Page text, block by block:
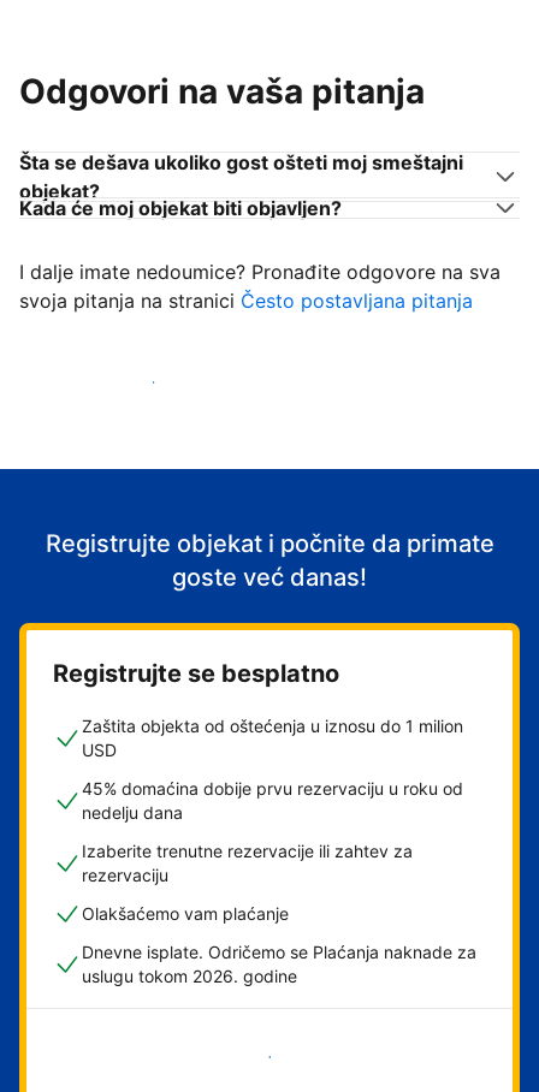
Odgovori na vaša pitanja
Šta se dešava ukoliko gost ošteti moj smeštajni
objekat?
Kada će moj objekat biti objavljen?
I dalje imate nedoumice? Pronađite odgovore na sva
svoja pitanja na stranici Često postavljana pitanja
Počnite da primate goste
Registrujte objekat i počnite da primate
goste već danas!
Registrujte se besplatno
Zaštita objekta od oštećenja u iznosu do 1 milion
USD
45% domaćina dobije prvu rezervaciju u roku od
nedelju dana
Izaberite trenutne rezervacije ili zahtev za
rezervaciju
Olakšaćemo vam plaćanje
Dnevne isplate. Odričemo se Plaćanja naknade za
uslugu tokom 2026. godine
Počnite odmah